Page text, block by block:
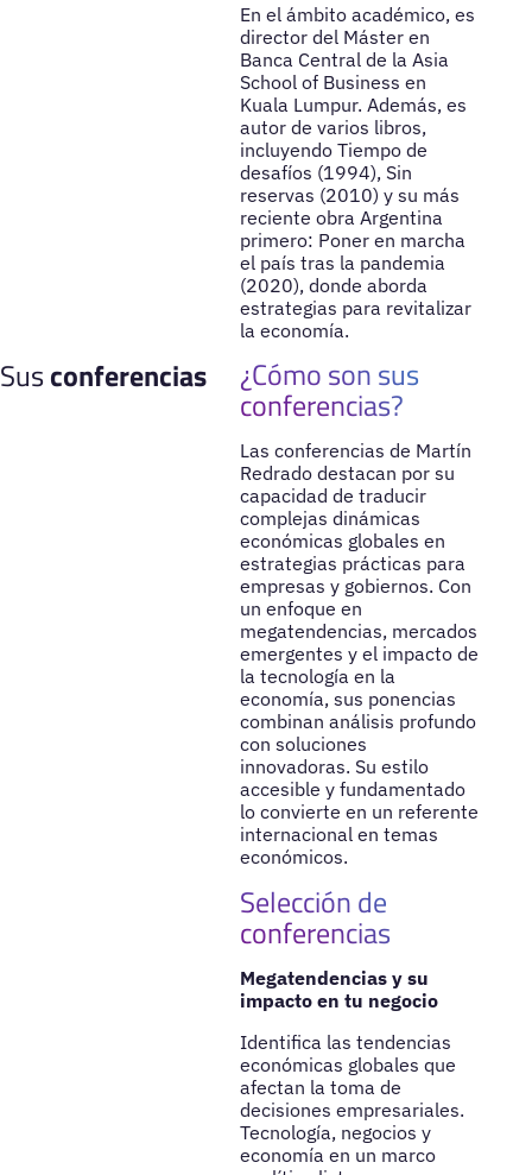
En el ámbito académico, es
director del Máster en
Banca Central de la Asia
School of Business en
Kuala Lumpur. Además, es
autor de varios libros,
incluyendo Tiempo de
desafíos (1994), Sin
reservas (2010) y su más
reciente obra Argentina
primero: Poner en marcha
el país tras la pandemia
(2020), donde aborda
estrategias para revitalizar
la economía.
Susconferencias ¿Cómo son sus
conferencias?
Las conferencias de Martín
Redrado destacan por su
capacidad de traducir
complejas dinámicas
económicas globales en
estrategias prácticas para
empresas y gobiernos. Con
un enfoque en
megatendencias, mercados
emergentes y el impacto de
la tecnología en la
economía, sus ponencias
combinan análisis profundo
con soluciones
innovadoras. Su estilo
accesible y fundamentado
lo convierte en un referente
internacional en temas
económicos.
Selección de
conferencias
Megatendencias y su
impacto en tu negocio
Identifica las tendencias
económicas globales que
afectan la toma de
decisiones empresariales.
Tecnología, negocios y
economía en un marco